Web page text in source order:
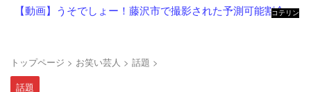
【動画】うそでしょー！藤沢市で撮影された予測可能割合が気になる事故のドラレコ。
コテリン
トップページ > お笑い芸人 > 話題 >
話題